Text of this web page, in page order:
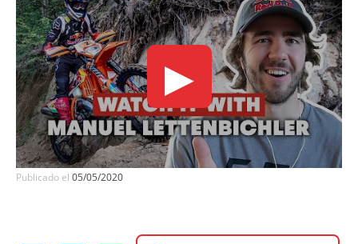
▶
Publicado el 05/05/2020